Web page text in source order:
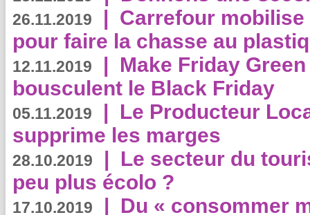
26.11.2019 | Carrefour
pour faire la chasse au
12.11.2019 | Make Friday
bousculent le Black Friday
05.11.2019 | Le Producteur
supprime les marges
28.10.2019 | Le secteur du
peu plus écolo ?
17.10.2019 | Du « consommer